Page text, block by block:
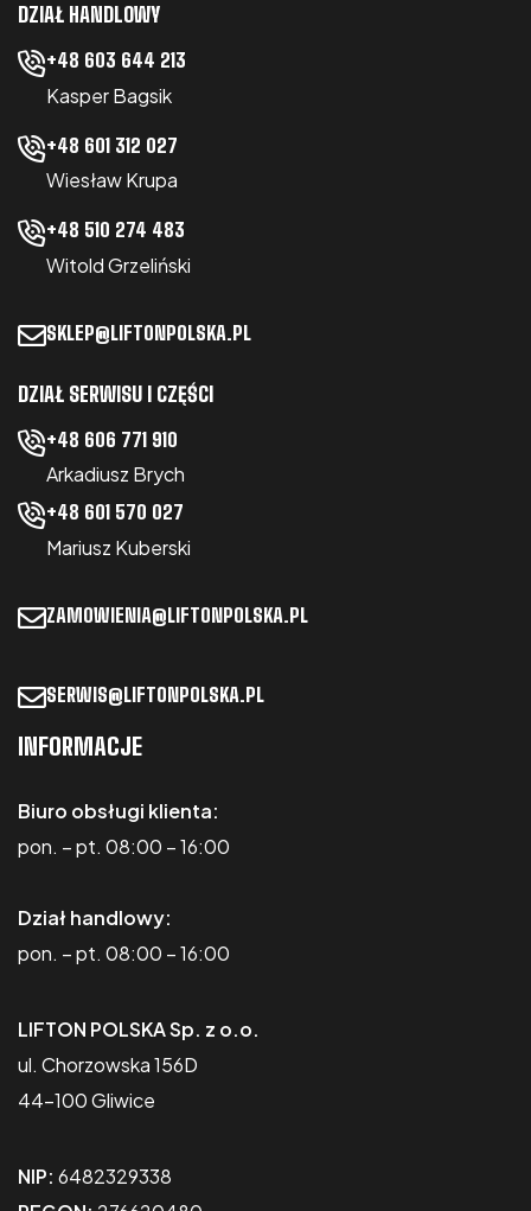
DZIAŁ HANDLOWY
+48 603 644 213
Kasper Bagsik
+48 601 312 027
Wiesław Krupa
+48 510 274 483
Witold Grzeliński
SKLEP@LIFTONPOLSKA.PL
DZIAŁ SERWISU I CZĘŚCI
+48 606 771 910
Arkadiusz Brych
+48 601 570 027
Mariusz Kuberski
ZAMOWIENIA@LIFTONPOLSKA.PL
SERWIS@LIFTONPOLSKA.PL
INFORMACJE
Biuro obsługi klienta:
pon. – pt. 08:00 – 16:00
Dział handlowy:
pon. – pt. 08:00 – 16:00
LIFTON POLSKA Sp. z o.o.
ul. Chorzowska 156D
44-100 Gliwice
NIP: 6482329338